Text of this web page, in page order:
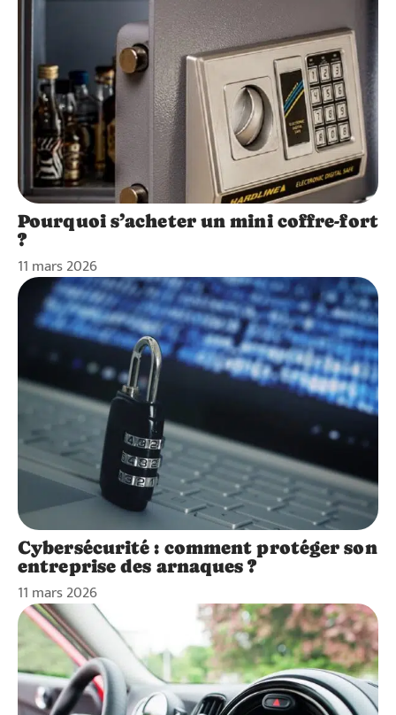
Pourquoi s’acheter un mini coffre-fort
?
11 mars 2026
Cybersécurité : comment protéger son
entreprise des arnaques ?
11 mars 2026